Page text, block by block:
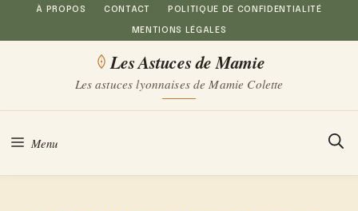
Aller
au
À PROPOS CONTACT POLITIQUE DE CONFIDENTIALITÉ
MENTIONS LÉGALES
Les Astuces de Mamie
Les astuces lyonnaises de Mamie Colette
Menu